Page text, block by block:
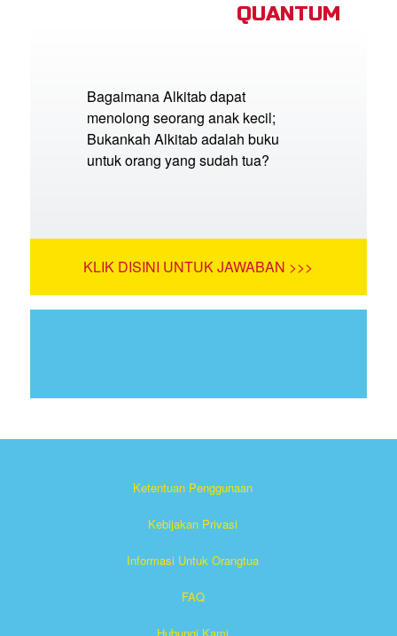
QUANTUM
Bagaimana Alkitab dapat
menolong seorang anak kecil;
Bukankah Alkitab adalah buku
untuk orang yang sudah tua?
KLIK DISINI UNTUK JAWABAN >>>
Ketentuan Penggunaan
Kebijakan Privasi
Informasi Untuk Orangtua
FAQ
Hubungi Kami